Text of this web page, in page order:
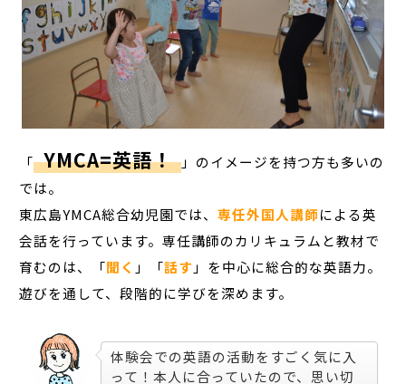
「 YMCA=英語！
」のイメージを持つ方も多いの
では。
東広島YMCA総合幼児園では、専任外国人講師による英
会話を行っています。専任講師のカリキュラムと教材で
育むのは、「聞く 」「話す 」を中心に総合的な英語力。
遊びを通して、段階的に学びを深めます。
体験会での英語の活動をすごく気に入
って！本人に合っていたので、思い切